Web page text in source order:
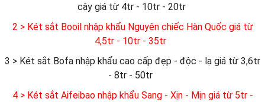
cậy giá từ 4tr - 10tr - 20tr
2 > Két sắt Booil nhập khẩu Nguyên chiếc Hàn Quốc giá từ
4,5tr - 10tr - 35tr
3 > Két sắt Bofa nhập khẩu cao cấp đẹp - độc - lạ giá từ 3,6tr
- 8tr - 50tr
4 > Két sắt Aifeibao nhập khẩu Sang - Xịn - Mịn giá từ 5tr -